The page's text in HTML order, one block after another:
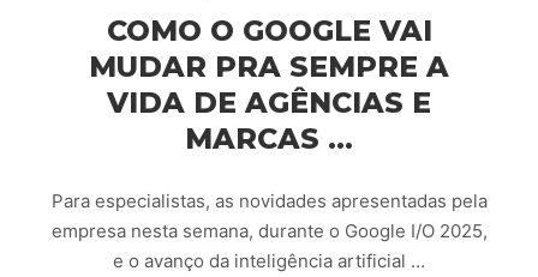
COMO O GOOGLE VAI
MUDAR PRA SEMPRE A
VIDA DE AGÊNCIAS E
MARCAS …
Para especialistas, as novidades apresentadas pela
empresa nesta semana, durante o Google I/O 2025,
e o avanço da inteligência artificial …